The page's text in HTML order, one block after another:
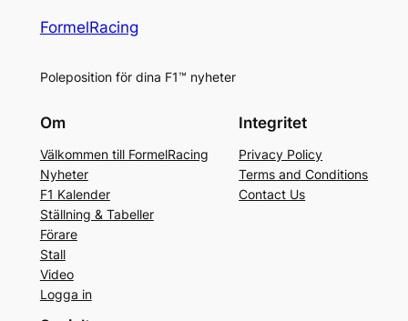
FormelRacing
Poleposition för dina F1™ nyheter
Om
Välkommen till FormelRacing
Nyheter
F1 Kalender
Ställning & Tabeller
Förare
Stall
Video
Logga in
Integritet
Privacy Policy
Terms and Conditions
Contact Us